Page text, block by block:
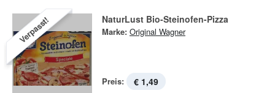
Verpasst! NaturLust Bio-Steinofen-Pizza
Marke: Original Wagner
Preis: € 1,49